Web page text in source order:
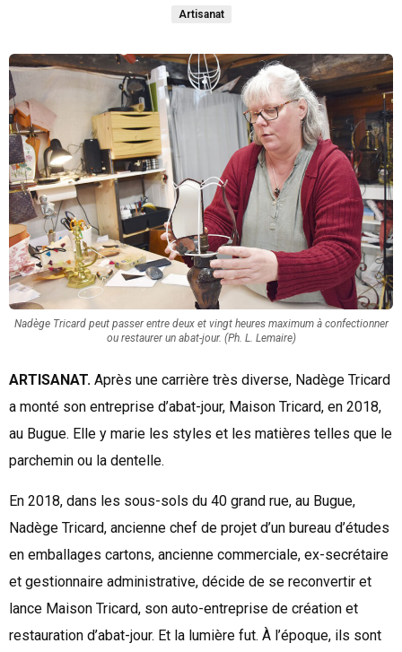
Artisanat
Nadège Tricard peut passer entre deux et vingt heures maximum à confectionner
ou restaurer un abat-jour. (Ph. L. Lemaire)
ARTISANAT. Après une carrière très diverse, Nadège Tricard
a monté son entreprise d’abat-jour, Maison Tricard, en 2018,
au Bugue. Elle y marie les styles et les matières telles que le
parchemin ou la dentelle.
En 2018, dans les sous-sols du 40 grand rue, au Bugue,
Nadège Tricard, ancienne chef de projet d’un bureau d’études
en emballages cartons, ancienne commerciale, ex-secrétaire
et gestionnaire administrative, décide de se reconvertir et
lance Maison Tricard, son auto-entreprise de création et
restauration d’abat-jour. Et la lumière fut. À l’époque, ils sont